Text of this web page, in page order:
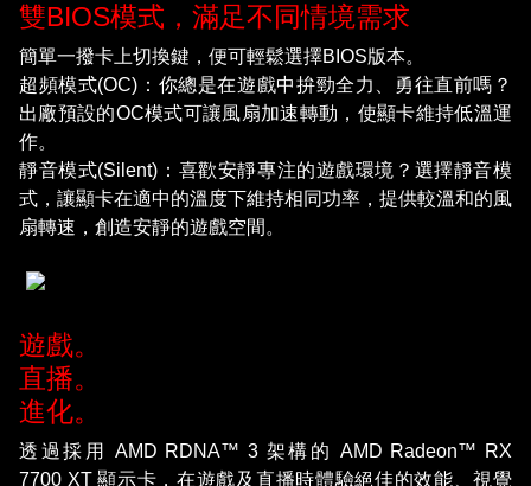
雙BIOS模式，滿足不同情境需求
簡單一撥卡上切換鍵，便可輕鬆選擇BIOS版本。
超頻模式(OC)：你總是在遊戲中拚勁全力、勇往直前嗎？
出廠預設的OC模式可讓風扇加速轉動，使顯卡維持低溫運
作。
靜音模式(Silent)：喜歡安靜專注的遊戲環境？選擇靜音模
式，讓顯卡在適中的溫度下維持相同功率，提供較溫和的風
扇轉速，創造安靜的遊戲空間。
遊戲。
直播。
進化。
透過採用 AMD RDNA™ 3 架構的 AMD Radeon™ RX
7700 XT 顯示卡，在遊戲及直播時體驗絕佳的效能、視覺